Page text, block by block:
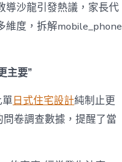
導沙龍引發熱議，家長代
維度，拆解mobile_phone
主要”
日式住宅設計純制止更
卷調查數據，提醒了當